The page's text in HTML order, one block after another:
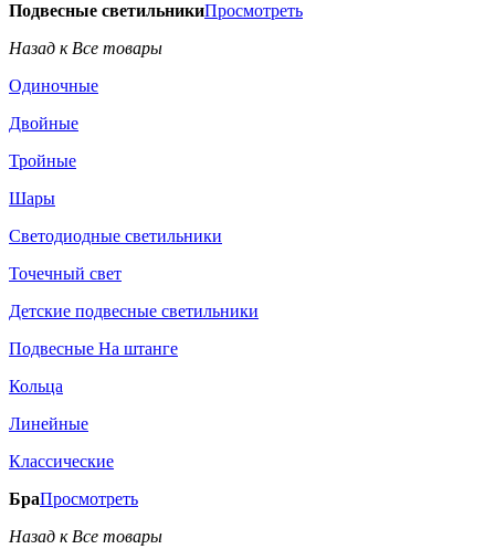
Подвесные светильникиПросмотреть
Назад к Все товары
Одиночные
Двойные
Тройные
Шары
Светодиодные светильники
Точечный свет
Детские подвесные светильники
Подвесные На штанге
Кольца
Линейные
Классические
БраПросмотреть
Назад к Все товары